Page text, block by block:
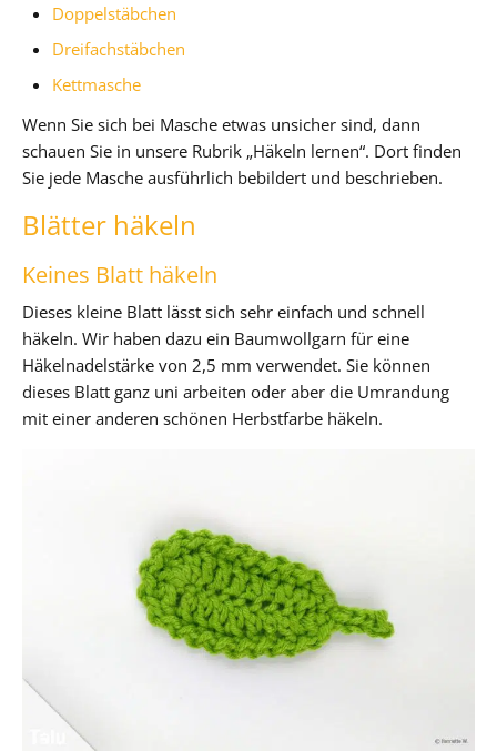
Doppelstäbchen
Dreifachstäbchen
Kettmasche
Wenn Sie sich bei Masche etwas unsicher sind, dann
schauen Sie in unsere Rubrik „Häkeln lernen“. Dort finden
Sie jede Masche ausführlich bebildert und beschrieben.
Blätter häkeln
Keines Blatt häkeln
Dieses kleine Blatt lässt sich sehr einfach und schnell
häkeln. Wir haben dazu ein Baumwollgarn für eine
Häkelnadelstärke von 2,5 mm verwendet. Sie können
dieses Blatt ganz uni arbeiten oder aber die Umrandung
mit einer anderen schönen Herbstfarbe häkeln.